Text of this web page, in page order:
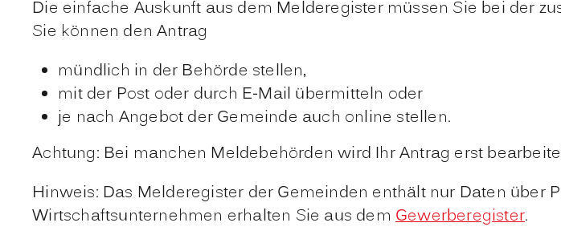
Die einfache Auskunft aus dem Melderegister müssen Sie bei der
Sie können den Antrag
mündlich in der Behörde stellen,
mit der Post oder durch E-Mail übermitteln oder
je nach Angebot der Gemeinde auch online stellen.
Achtung: Bei manchen Meldebehörden wird Ihr Antrag erst
Hinweis: Das Melderegister der Gemeinden enthält nur Daten über
Wirtschaftsunternehmen erhalten Sie aus dem Gewerberegister.